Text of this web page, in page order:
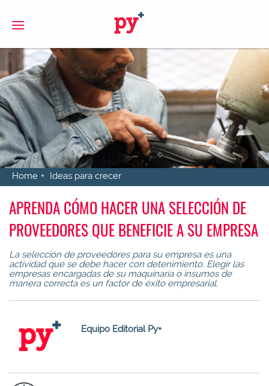
Home Ideas para crecer
APRENDA CÓMO HACER UNA SELECCIÓN DE
PROVEEDORES QUE BENEFICIE A SU EMPRESA
La selección de proveedores para su empresa es una
actividad que se debe hacer con detenimiento. Elegir las
empresas encargadas de su maquinaria o insumos de
manera correcta es un factor de éxito empresarial.
Equipo Editorial Py+